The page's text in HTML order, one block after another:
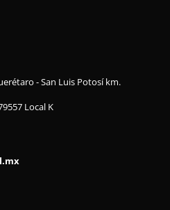
- San Luis Potosí km.
Local K